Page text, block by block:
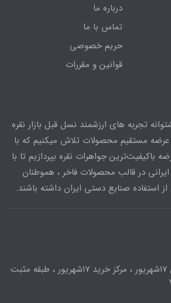
درباره ما
تماس با ما
حریم خصوصی
قوانین و مقررات
تجربه های ارزشمند نسل قبل بازار نقره
عرضه مستقیم محصولات تلاش میکنیم که با
باکیفیت‌ترین جواهرات نقره بپردازیم تا با
در قالب محصولات فاخر ، هموطنان
استفاده صنایع دستی ایران داشته باشند.
مشهد ، میدان ۱۷شهریور ، مرکز خرید ۱۷شهریور ، طبقه مثبت